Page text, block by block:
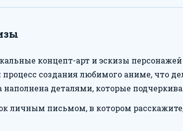
концепт-арт и эскизы
процесс создания любимого аниме, что
деталями, которые
личным письмом, в котором